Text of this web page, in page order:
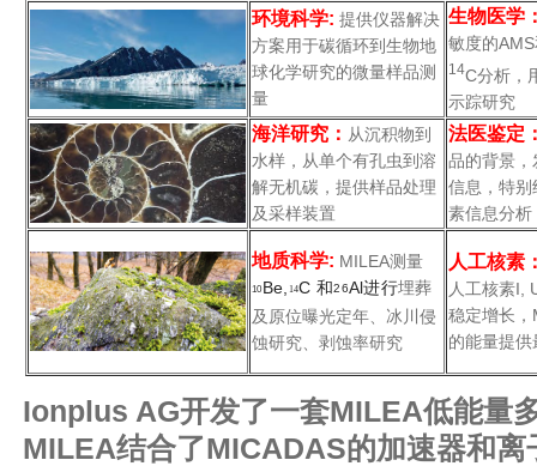
环境科学: 提供仪器解决
方案用于碳循环到生物地
球化学研究的微量样品测
量
生物医学
敏度的
14C分析，
示踪研究
海洋研究： 从沉积物到
水样，从单个有孔虫到溶
解无机碳，提供样品处理
及采样装置
法医鉴定
品的背景，
信息，特别
素信息分析
地质科学: MILEA测量
10 Be, 14C 和26Al进行埋葬
及原位曝光定年、冰川侵
蚀研究、剥蚀率研究
人工核素
人工核素I,
稳定增长，
的能量提
Ionplus AG开发了一套MILEA低能量
MILEA结合了MICADAS的加速器和离